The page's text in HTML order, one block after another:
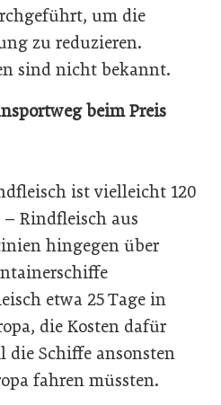
um die
zu reduzieren.
sind nicht bekannt.
beim Preis
ist vielleicht 120
Rindfleisch aus
hingegen über
etwa 25 Tage in
die Kosten dafür
die Schiffe ansonsten
fahren müssten.